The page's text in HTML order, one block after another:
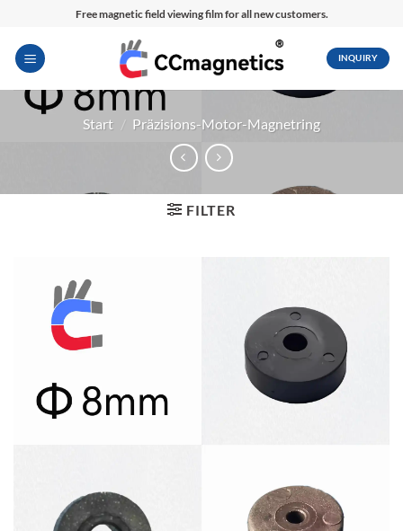
springen
Free magnetic field viewing film for all new customers.
INQUIRY
Start / Präzisions-Motor-Magnetring
FILTER